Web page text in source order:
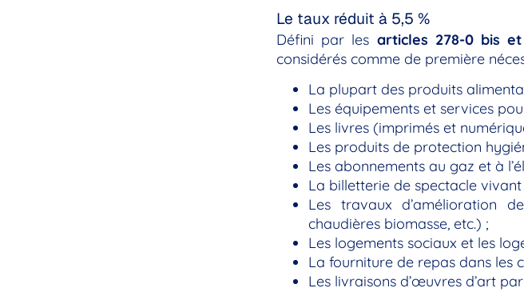
Le taux réduit à 5,5 %
Défini par les articles 278-0 bis
considérés comme de première
La plupart des produits
Les équipements et services
Les livres (imprimés et
Les produits de protection
Les abonnements au gaz et à
La billetterie de spectacle
Les travaux d’amélioration
chaudières biomasse, etc.) ;
Les logements sociaux et les
La fourniture de repas dans les
Les livraisons d’œuvres d’art